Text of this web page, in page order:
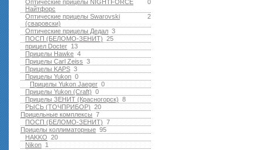
0
Оптические прицелы NIGHTFORCE
Найтфорс
2
Оптические прицелы Swarovski
(сваровски)
3
Оптические прицелы Дедал
25
ПОСП (БЕЛОМО-ЗЕНИТ)
13
прицел Docter
4
Прицелы Hawke
3
Прицелы Carl Zeiss
3
Прицелы KAPS
0
Прицелы Yukon
0
Прицелы Yukon Jaeger
0
Прицелы Yukon (Craft)
8
Прицелы ЗЕНИТ (Красногорск)
20
РЫСЬ (ТОЧПРИБОР)
7
Прицельные комплексы
7
ПОСП (БЕЛОМО-ЗЕНИТ)
95
Прицелы коллиматорные
20
HAKKO
1
Nikon